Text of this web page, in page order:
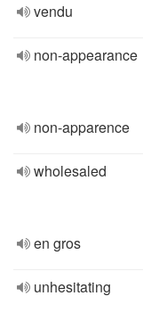
vendu
non-appearance
non-apparence
wholesaled
en gros
unhesitating